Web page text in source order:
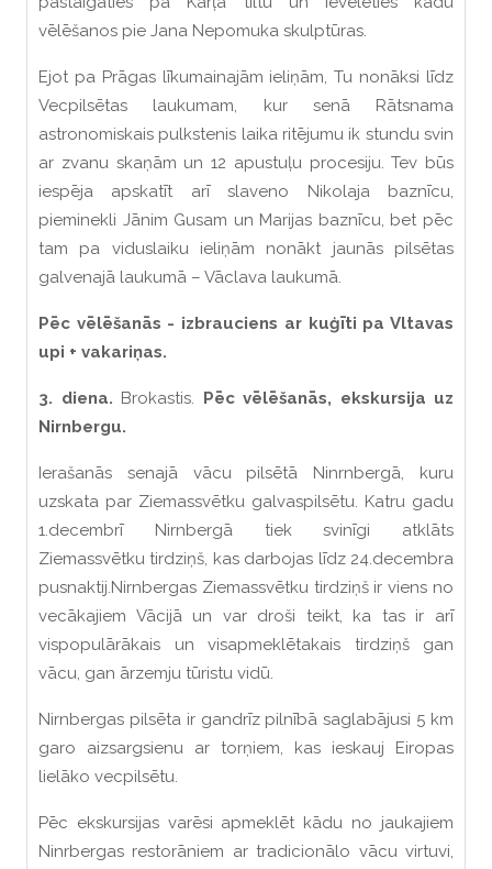
vēlēšanos pie Jana Nepomuka skulptūras.
Ejot pa Prāgas līkumainajām ieliņām, Tu nonāksi līdz
Vecpilsētas laukumam, kur senā Rātsnama
astronomiskais pulkstenis laika ritējumu ik stundu svin
ar zvanu skaņām un 12 apustuļu procesiju. Tev būs
iespēja apskatīt arī slaveno Nikolaja baznīcu,
pieminekli Jānim Gusam un Marijas baznīcu, bet pēc
tam pa viduslaiku ieliņām nonākt jaunās pilsētas
galvenajā laukumā – Vāclava laukumā.
Pēc vēlēšanās - izbrauciens ar kuģīti pa Vltavas
upi + vakariņas.
3. diena. Brokastis. Pēc vēlēšanās, ekskursija uz
Nirnbergu.
Ierašanās senajā vācu pilsētā Ninrnbergā, kuru
uzskata par Ziemassvētku galvaspilsētu. Katru gadu
1.decembrī Nirnbergā tiek svinīgi atklāts
Ziemassvētku tirdziņš, kas darbojas līdz 24.decembra
pusnaktij.Nirnbergas Ziemassvētku tirdziņš ir viens no
vecākajiem Vācijā un var droši teikt, ka tas ir arī
vispopulārākais un visapmeklētakais tirdziņš gan
vācu, gan ārzemju tūristu vidū.
Nirnbergas pilsēta ir gandrīz pilnībā saglabājusi 5 km
garo aizsargsienu ar torņiem, kas ieskauj Eiropas
lielāko vecpilsētu.
Pēc ekskursijas varēsi apmeklēt kādu no jaukajiem
Ninrbergas restorāniem ar tradicionālo vācu virtuvi,